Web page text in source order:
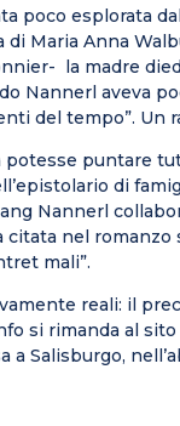
poco esplorata
Maria Anna
la madre
Nannerl aveva
del tempo”.
puntare
di
Nannerl
nel
mali”.
reali: il
si rimanda al sito
Salisburgo,